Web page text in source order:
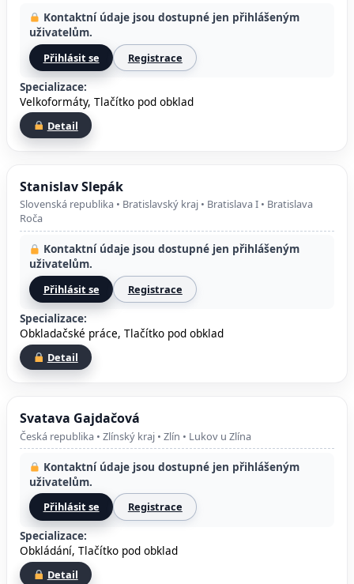
Kontaktní údaje jsou dostupné jen přihlášeným
uživatelům.
Přihlásit se Registrace
Specializace:
Velkoformáty, Tlačítko pod obklad
Detail
Stanislav Slepák
Slovenská republika • Bratislavský kraj • Bratislava I • Bratislava
Roča
Kontaktní údaje jsou dostupné jen přihlášeným
uživatelům.
Přihlásit se Registrace
Specializace:
Obkladačské práce, Tlačítko pod obklad
Detail
Svatava Gajdačová
Česká republika • Zlínský kraj • Zlín • Lukov u Zlína
Kontaktní údaje jsou dostupné jen přihlášeným
uživatelům.
Přihlásit se Registrace
Specializace:
Obkládání, Tlačítko pod obklad
Detail